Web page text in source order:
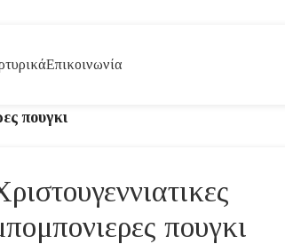
Επικοινωνία
πουγκι
πουγκι